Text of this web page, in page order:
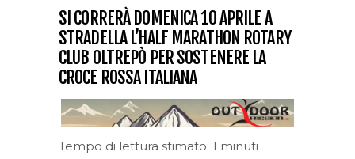
SI CORRERÀ DOMENICA 10 APRILE A
STRADELLA L’HALF MARATHON ROTARY
CLUB OLTREPÒ PER SOSTENERE LA
CROCE ROSSA ITALIANA
Tempo di lettura stimato: 1 minuti